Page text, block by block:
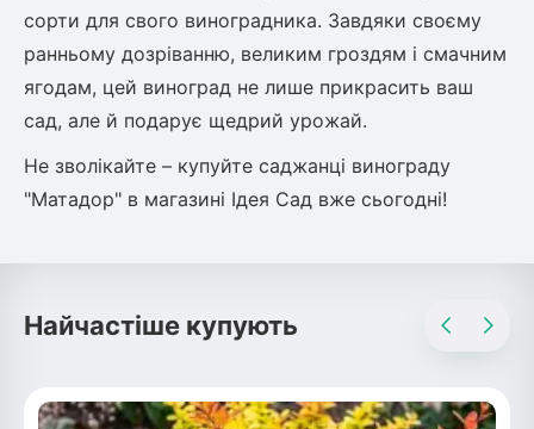
сорти для свого виноградника. Завдяки своєму
ранньому дозріванню, великим гроздям і смачним
ягодам, цей виноград не лише прикрасить ваш
сад, але й подарує щедрий урожай.
Не зволікайте – купуйте саджанці винограду
"Матадор" в магазині Ідея Сад вже сьогодні!
Найчастіше купують